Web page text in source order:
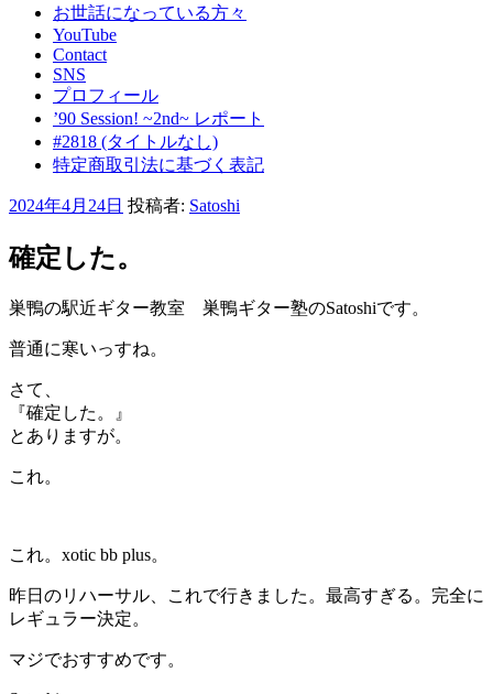
お世話になっている方々
YouTube
Contact
SNS
プロフィール
’90 Session! ~2nd~ レポート
#2818 (タイトルなし)
特定商取引法に基づく表記
投
日:
2024年4月24日 投稿者: Satoshi
確定した。
巣鴨の駅近ギター教室 巣鴨ギター塾のSatoshiです。
普通に寒いっすね。
さて、
『確定した。』
とありますが。
これ。
これ。xotic bb plus。
昨日のリハーサル、これで行きました。最高すぎる。完全に
レギュラー決定。
マジでおすすめです。